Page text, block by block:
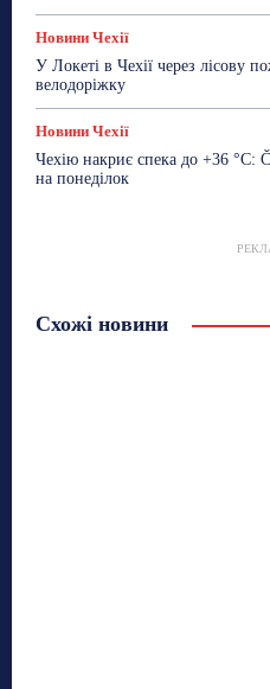
Новини Чехії
У Локеті в Чехії через лісову
велодоріжку
Новини Чехії
Чехію накриє спека до +36
на понеділок
Схожі новини